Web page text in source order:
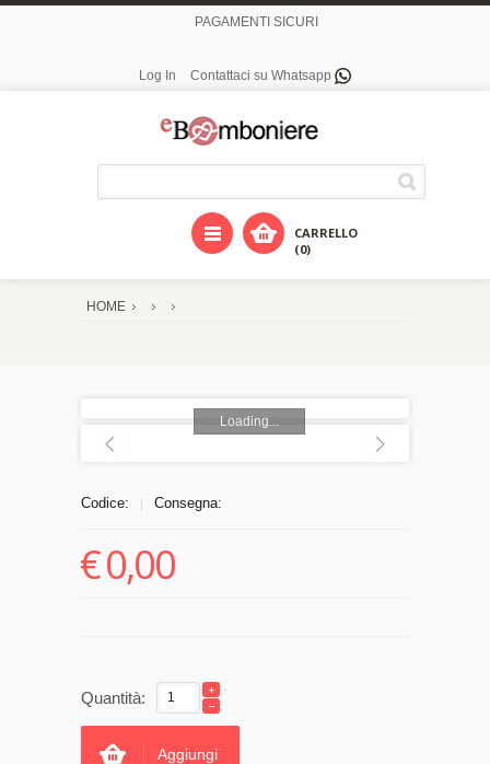
PAGAMENTI SICURI
Log In Contattaci su Whatsapp
CARRELLO
(0)
HOME
Loading...
Codice: Consegna:
€0,00
Quantità:
Aggiungi